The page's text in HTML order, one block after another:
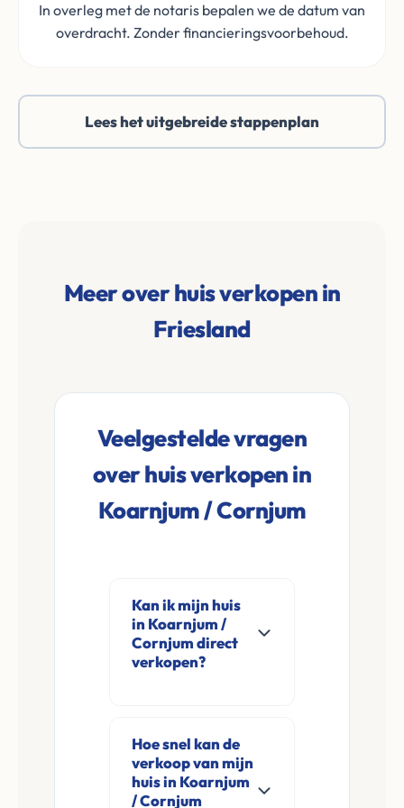
In overleg met de notaris bepalen we de datum van
overdracht. Zonder financieringsvoorbehoud.
Lees het uitgebreide stappenplan
Meer over huis verkopen in
Friesland
Veelgestelde vragen
over huis verkopen in
Koarnjum / Cornjum
Kan ik mijn huis
in Koarnjum /
Cornjum direct
verkopen?
direct aan in
Koarnjum / Cornjum
en omgeving. U
Hoe snel kan de
verkoop van mijn
huis in Koarnjum
/ Cornjum